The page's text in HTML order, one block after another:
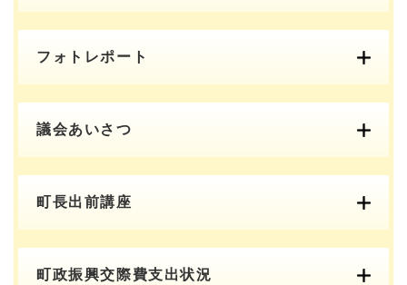
フォトレポート
議会あいさつ
町長出前講座
町政振興交際費支出状況